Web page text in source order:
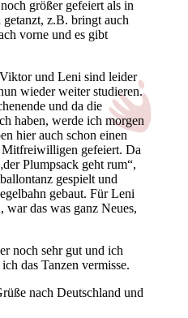
größer gefeiert als in
z.B. bringt auch
vorne und es gibt
und Leni sind leider
wieder weiter studieren.
und da die
haben, werde ich morgen
hier auch schon einen
Mitfreiwilligen gefeiert. Da
Plumpsack geht rum“,
gespielt und
gebaut. Für Leni
das was ganz Neues,
noch sehr gut und ich
das Tanzen vermisse.
nach Deutschland und